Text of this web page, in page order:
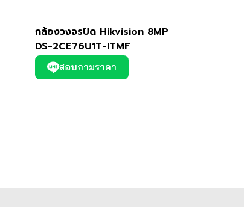
กล้องวงจรปิด Hikvision 8MP
DS-2CE76U1T-ITMF
สอบถามราคา